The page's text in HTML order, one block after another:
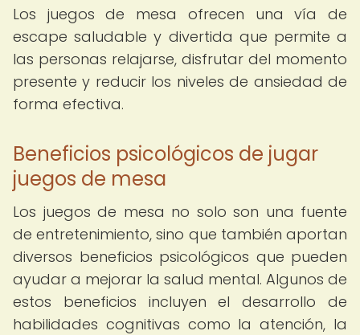
Los juegos de mesa ofrecen una vía de
escape saludable y divertida que permite a
las personas relajarse, disfrutar del momento
presente y reducir los niveles de ansiedad de
forma efectiva.
Beneficios psicológicos de jugar
juegos de mesa
Los juegos de mesa no solo son una fuente
de entretenimiento, sino que también aportan
diversos beneficios psicológicos que pueden
ayudar a mejorar la salud mental. Algunos de
estos beneficios incluyen el desarrollo de
habilidades cognitivas como la atención, la